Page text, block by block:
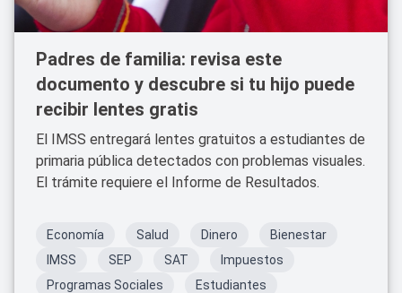
Padres de familia: revisa este
documento y descubre si tu hijo puede
recibir lentes gratis
El IMSS entregará lentes gratuitos a estudiantes de
primaria pública detectados con problemas visuales.
El trámite requiere el Informe de Resultados.
Economía Salud Dinero
Bienestar
IMSS
SEP SAT
Impuestos
Programas Sociales
Estudiantes